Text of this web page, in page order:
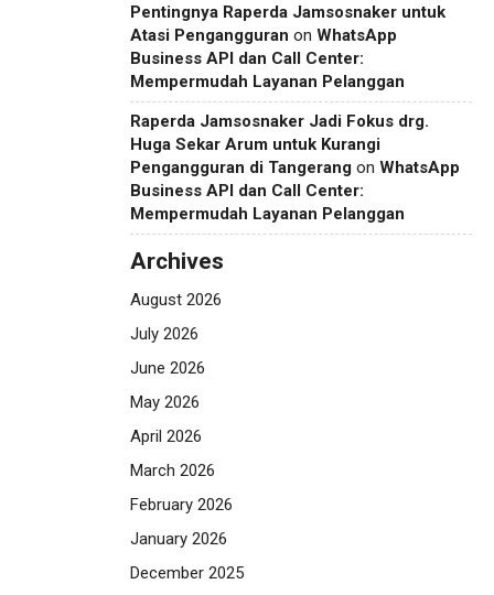
Pentingnya Raperda Jamsosnaker untuk
Atasi Pengangguran on WhatsApp
Business API dan Call Center:
Mempermudah Layanan Pelanggan
Raperda Jamsosnaker Jadi Fokus drg.
Huga Sekar Arum untuk Kurangi
Pengangguran di Tangerang on WhatsApp
Business API dan Call Center:
Mempermudah Layanan Pelanggan
Archives
August 2026
July 2026
June 2026
May 2026
April 2026
March 2026
February 2026
January 2026
December 2025